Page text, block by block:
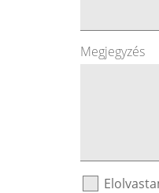
Megjegyzés